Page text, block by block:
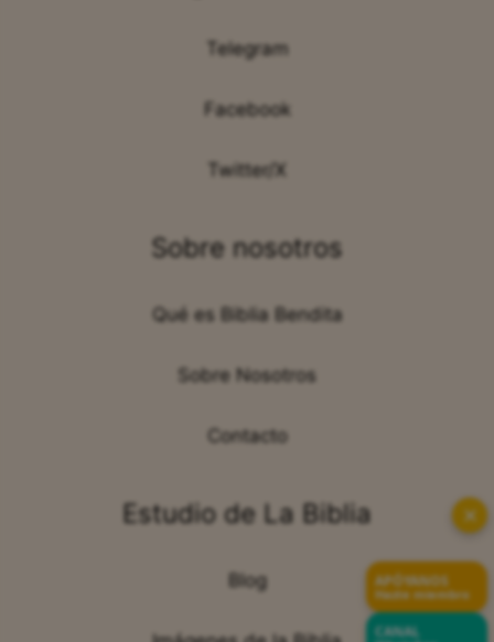
Telegram
Facebook
Twitter/X
Sobre nosotros
Qué es Biblia Bendita
Sobre Nosotros
Contacto
Estudio de La Biblia
Blog
✕
APÓYANOS
Hazte miembro
CANAL